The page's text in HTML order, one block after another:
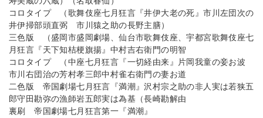
コロタイプ （歌舞伎座七月狂言『井伊大老の死』市川左団次の
井伊掃部頭直弼 市川猿之助の長野主膳）
三色版 （盛岡市盛岡劇場、仙台市歌舞伎座、宇都宮歌舞伎座七
月狂言『天下知桔梗旗揚』中村吉右衛門の明智
コロタイプ （中座七月狂言『一切経由来』片岡我童の妾お波
市川右団治の芳村孝三郎中村雀右衛門の妻お道
二色版 帝国劇場七月狂言『満潮』沢村宗之助の非人実は若狭五
郎守田勘弥の漁師岩五郎実は為基（長崎勘解由
裏刷 帝国劇場七月狂言第一『満潮』